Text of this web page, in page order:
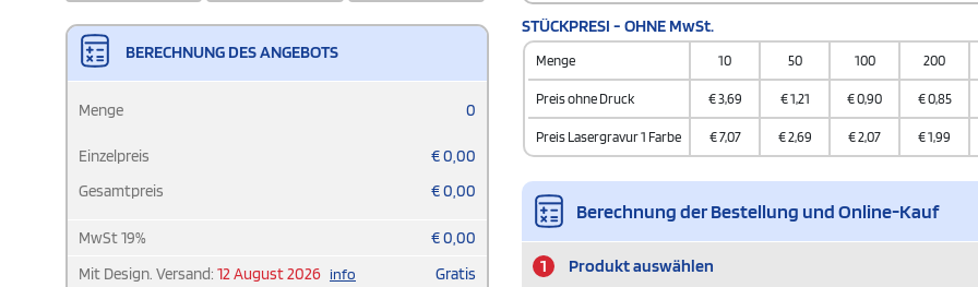
BERECHNUNG DES ANGEBOTS
Menge 0
Einzelpreis €0,00
Gesamtpreis
€0,00
MwSt19% €0,00
Mit Design. Versand: 12 August 2026 info
Gratis
STÜCKPRESI - OHNE MwSt.
Menge 10 50 100 200
Preis ohne Druck €3,69 €1,21 €0,90 €0,85
Preis Lasergravur 1 Farbe €7,07 €2,69 €2,07 €1,99
Berechnung der Bestellung und Online-Kauf
1 Produkt auswählen